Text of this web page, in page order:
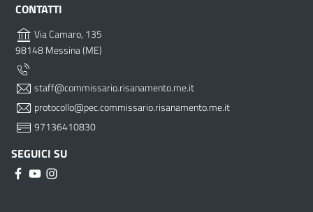
CONTATTI
Via Camaro, 135
98148 Messina (ME)
staff@commissario.risanamento.me.it
protocollo@pec.commissario.risanamento.me.it
97136410830
SEGUICI SU